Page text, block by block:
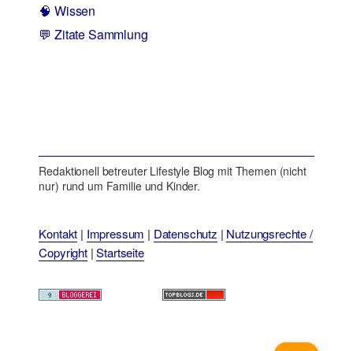
🧠 Wissen
💬 Zitate Sammlung
Redaktionell betreuter Lifestyle Blog mit Themen (nicht
nur) rund um Familie und Kinder.
Kontakt | Impressum | Datenschutz | Nutzungsrechte /
Copyright|Startseite